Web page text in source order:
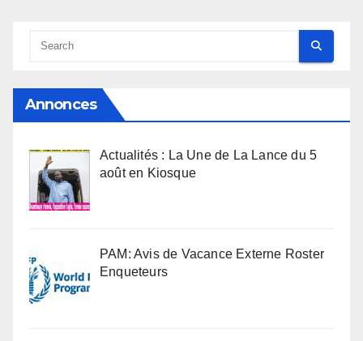
Annonces
Actualités : La Une de La Lance du 5
août en Kiosque
PAM: Avis de Vacance Externe Roster
Enqueteurs